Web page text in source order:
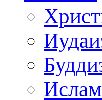
Ислам